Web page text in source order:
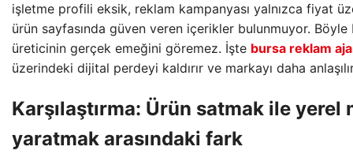
işletme profili eksik, reklam kampanyası yalnızca fiyat
ürün sayfasında güven veren içerikler bulunmuyor. Böyle
üreticinin gerçek emeğini göremez. İşte bursa reklam
üzerindeki dijital perdeyi kaldırır ve markayı daha
Karşılaştırma: Ürün satmak ile yerel
yaratmak arasındaki fark